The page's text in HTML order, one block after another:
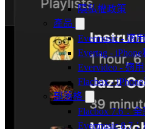
隱私權政策
產品
Evermusic - 適
Evertag -
Evervideo - 適
Flacbox -
部落格
Flacbox 7.6：
Evermusic 8.7